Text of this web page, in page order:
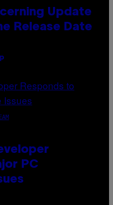
Update
Release Date
PC